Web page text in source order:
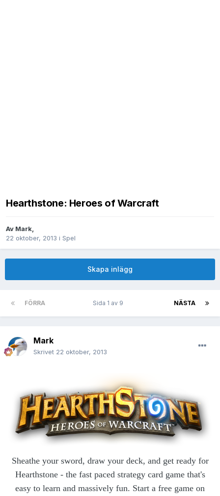
Hearthstone: Heroes of Warcraft
Av Mark,
22 oktober, 2013 i Spel
Skapa inlägg
FÖRRA NÄSTA
Sida 1 av 9
Mark
Skrivet 22 oktober, 2013
Sheathe your sword, draw your deck, and get ready for
Hearthstone - the fast paced strategy card game that's
easy to learn and massively fun. Start a free game on